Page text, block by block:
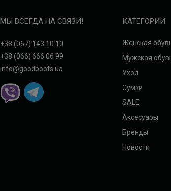
МЫ ВСЕГДА НА СВЯЗИ!
+38 (067) 143 10 10
+38 (066) 666 06 99
info@goodboots.ua
КАТЕГОРИИ
Женская
Мужская
Уход
Сумки
SALE
Аксесуары
Бренды
Новости